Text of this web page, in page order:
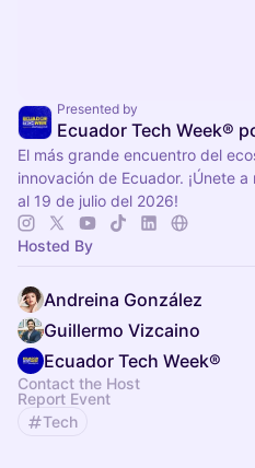
Presented by
El más grande encuentro del
innovación de Ecuador. ¡Únete
al 19 de julio del 2026!
Hosted By
Andreina González
Guillermo Vizcaino
Ecuador Tech Week®
Contact the Host
Report Event
Tech